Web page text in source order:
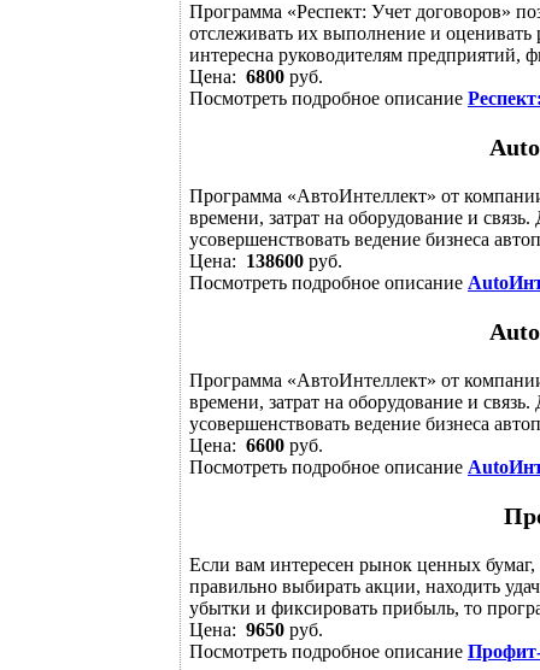
Программа «Респект: Учет договоров»
отслеживать их выполнение и
интересна руководителям предприятий,
Цена: 6800 руб.
Посмотреть подробное описание
Программа «АвтоИнтеллект» от
времени, затрат на оборудование и
усовершенствовать ведение бизнеса
Цена: 138600 руб.
Посмотреть подробное описание
Программа «АвтоИнтеллект» от
времени, затрат на оборудование и
усовершенствовать ведение бизнеса
Цена: 6600 руб.
Посмотреть подробное описание
Если вам интересен рынок ценных
правильно выбирать акции, находить
убытки и фиксировать прибыль, то
Цена: 9650 руб.
Посмотреть подробное описание